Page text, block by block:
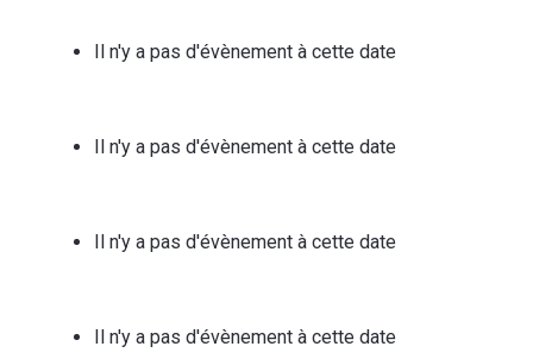
Il n'y a pas d'évènement à cette date
Il n'y a pas d'évènement à cette date
Il n'y a pas d'évènement à cette date
Il n'y a pas d'évènement à cette date